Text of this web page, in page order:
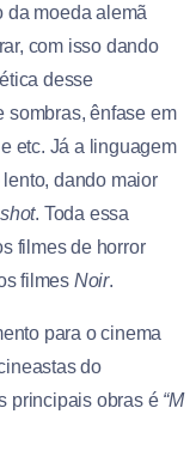
da moeda alemã
com isso dando
desse
sombras, ênfase em
etc. Já a linguagem
dando maior
. Toda essa
filmes de horror
filmes Noir.
para o cinema
do
principais obras é “M